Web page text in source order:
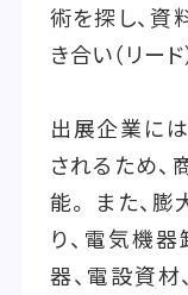
術を探し、資
き合い（リー
出展企業に
されるため
能。 また、
り、電気機
器、電設資材